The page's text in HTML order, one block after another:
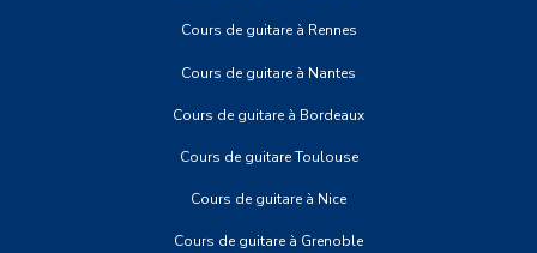
Cours de guitare à Rennes
Cours de guitare à Nantes
Cours de guitare à Bordeaux
Cours de guitare Toulouse
Cours de guitare à Nice
Cours de guitare à Grenoble